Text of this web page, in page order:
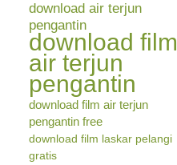
download air terjun
pengantin
download film
air terjun
pengantin
download film air terjun
pengantin free
download film laskar pelangi
gratis